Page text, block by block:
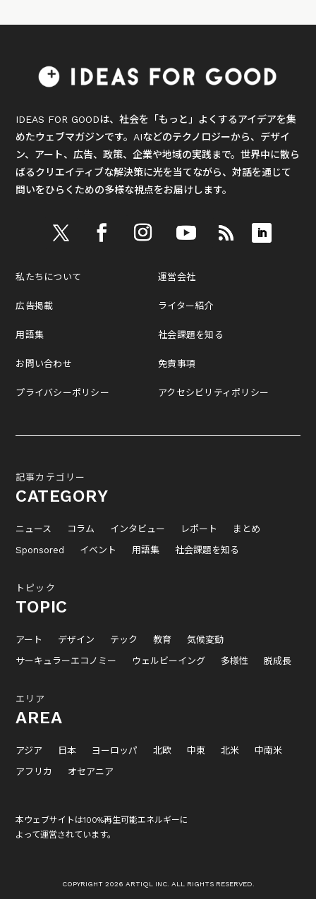
IDEAS FOR GOODは、社会を「もっと」よくするアイデアを集
めたウェブマガジンです。AIなどのテクノロジーから、デザイ
ン、アート、広告、政策、企業や地域の実践まで。世界中に散ら
ばるクリエイティブな解決策に光を当てながら、対話を通じて
問いをひらくための多様な視点をお届けします。
私たちについて
広告掲載
用語集
お問い合わせ
プライバシーポリシー
運営会社
ライター紹介
社会課題を知る
免責事項
アクセシビリティポリシー
記事カテゴリー
CATEGORY
ニュース コラム インタビュー レポート
まとめ
Sponsored
イベント 用語集 社会課題を知る
トピック
TOPIC
アート デザイン テック 教育
気候変動
サーキュラーエコノミー
ウェルビーイング 多様性 脱成長
エリア
AREA
アジア 日本 ヨーロッパ 北欧 中東 北米
中南米
アフリカ
オセアニア
本ウェブサイトは100%再生可能エネルギーに
よって運営されています。
COPYRIGHT 2026 ARTIQL INC. ALL RIGHTS RESERVED.